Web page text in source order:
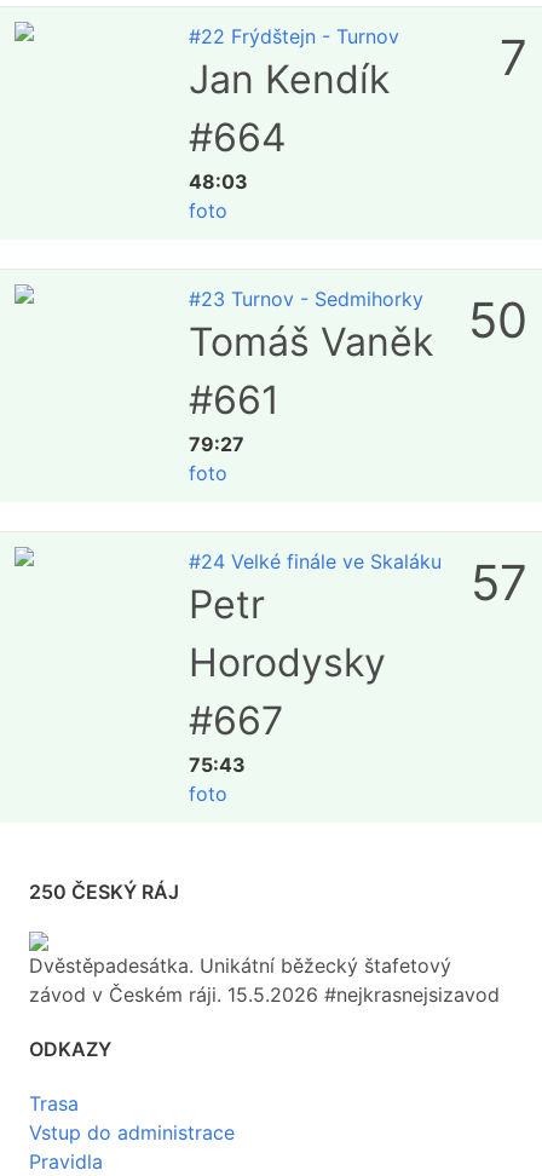
#22 Frýdštejn - Turnov
Jan Kendík
#664
48:03
foto
7
#23 Turnov - Sedmihorky
Tomáš Vaněk
#661
79:27
foto
50
#24 Velké finále ve Skaláku
Petr
Horodysky
#667
75:43
foto
57
250 ČESKÝ RÁJ
Dvěstěpadesátka. Unikátní běžecký štafetový
závod v Českém ráji. 15.5.2026 #nejkrasnejsizavod
ODKAZY
Trasa
Vstup do administrace
Pravidla